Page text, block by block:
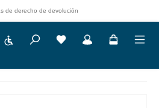
de derecho de devolución
Show toolbar Tienes 0 artículos en tu